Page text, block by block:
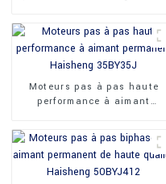
Moteurs pas à pas haute
performance à aimant
35BY35J